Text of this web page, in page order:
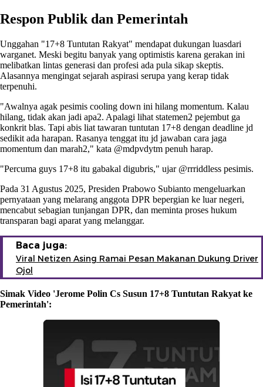
Respon Publik dan Pemerintah
Unggahan "17+8 Tuntutan Rakyat" mendapat dukungan luasdari
warganet. Meski begitu banyak yang optimistis karena gerakan ini
melibatkan lintas generasi dan profesi ada pula sikap skeptis.
Alasannya mengingat sejarah aspirasi serupa yang kerap tidak
terpenuhi.
"Awalnya agak pesimis cooling down ini hilang momentum. Kalau
hilang, tidak akan jadi apa2. Apalagi lihat statemen2 pejembut ga
konkrit blas. Tapi abis liat tawaran tuntutan 17+8 dengan deadline jd
sedikit ada harapan. Rasanya tenggat itu jd jawaban cara jaga
momentum dan marah2," kata @mdpvdytm penuh harap.
"Percuma guys 17+8 itu gabakal digubris," ujar @rrriddless pesimis.
Pada 31 Agustus 2025, Presiden Prabowo Subianto mengeluarkan
pernyataan yang melarang anggota DPR bepergian ke luar negeri,
mencabut sebagian tunjangan DPR, dan meminta proses hukum
transparan bagi aparat yang melanggar.
Baca juga:
Viral Netizen Asing Ramai Pesan Makanan Dukung Driver
Ojol
Simak Video 'Jerome Polin Cs Susun 17+8 Tuntutan Rakyat ke
Pemerintah':